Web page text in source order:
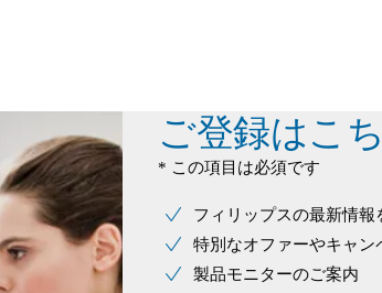
ご登録はこ
* この項目は必須です
フィリップスの最新情報
特別なオファーやキャン
製品モニターのご案内